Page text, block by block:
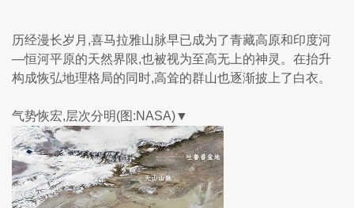
历经漫长岁月,喜马拉雅山脉早已成为了青藏高原和印度河
—恒河平原的天然界限,也被视为至高无上的神灵。在抬升
构成恢弘地理格局的同时,高耸的群山也逐渐披上了白衣。
气势恢宏,层次分明(图:NASA)▼